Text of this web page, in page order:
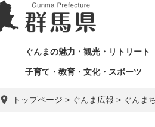
ぐんまの魅力・観光・リトリート
子育て・教育・文化・スポーツ
トップページ > ぐんま広報 > ぐんま